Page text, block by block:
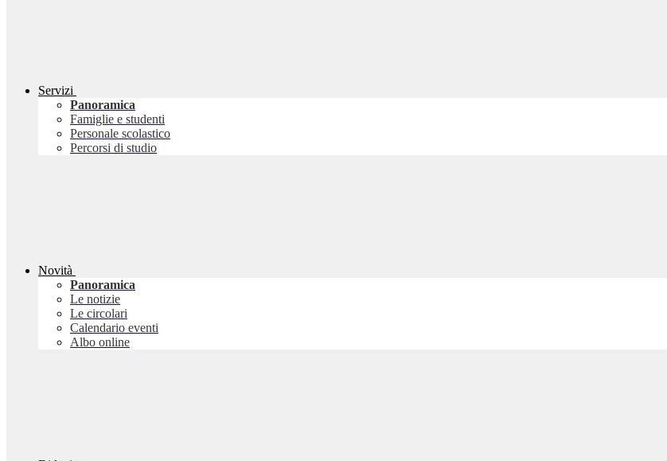
Servizi
Panoramica
Famiglie e studenti
Personale scolastico
Percorsi di studio
Novità
Panoramica
Le notizie
Le circolari
Calendario eventi
Albo online